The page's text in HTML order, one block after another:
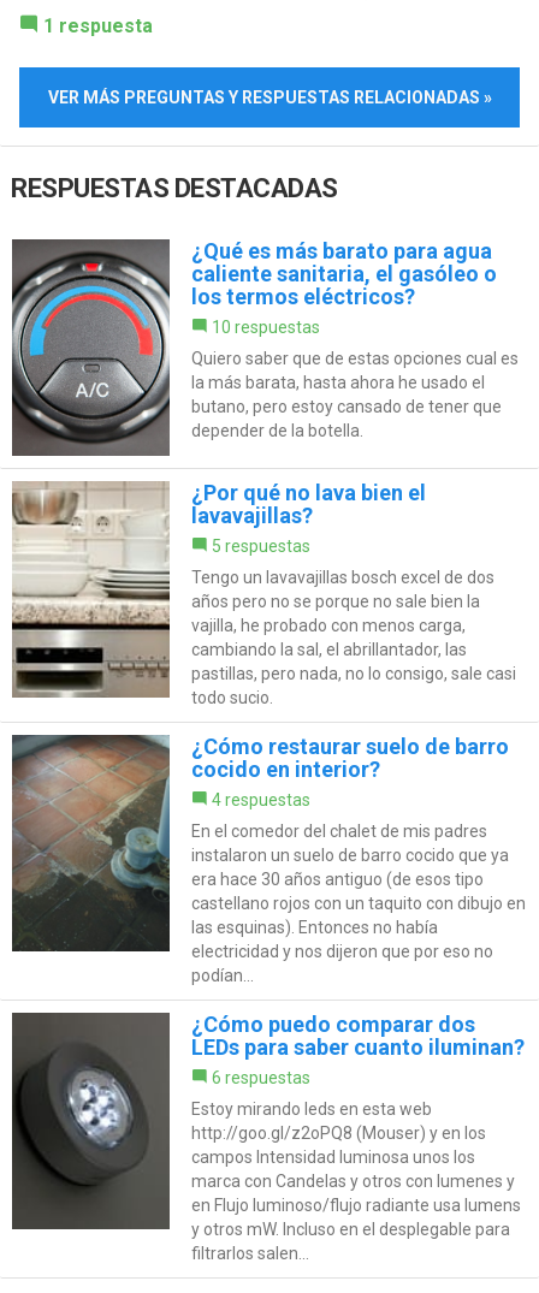
1 respuesta
VER MÁS PREGUNTAS Y RESPUESTAS RELACIONADAS »
RESPUESTAS DESTACADAS
¿Qué es más barato para agua
caliente sanitaria, el gasóleo o
los termos eléctricos?
10 respuestas
Quiero saber que de estas opciones cual es
la más barata, hasta ahora he usado el
butano, pero estoy cansado de tener que
depender de la botella.
¿Por qué no lava bien el
lavavajillas?
5 respuestas
Tengo un lavavajillas bosch excel de dos
años pero no se porque no sale bien la
vajilla, he probado con menos carga,
cambiando la sal, el abrillantador, las
pastillas, pero nada, no lo consigo, sale casi
todo sucio.
¿Cómo restaurar suelo de barro
cocido en interior?
4 respuestas
En el comedor del chalet de mis padres
instalaron un suelo de barro cocido que ya
era hace 30 años antiguo (de esos tipo
castellano rojos con un taquito con dibujo en
las esquinas). Entonces no había
electricidad y nos dijeron que por eso no
podían...
¿Cómo puedo comparar dos
LEDs para saber cuanto iluminan?
6 respuestas
Estoy mirando leds en esta web
http://goo.gl/z2oPQ8 (Mouser) y en los
campos Intensidad luminosa unos los
marca con Candelas y otros con lumenes y
en Flujo luminoso/flujo radiante usa lumens
y otros mW. Incluso en el desplegable para
filtrarlos salen...